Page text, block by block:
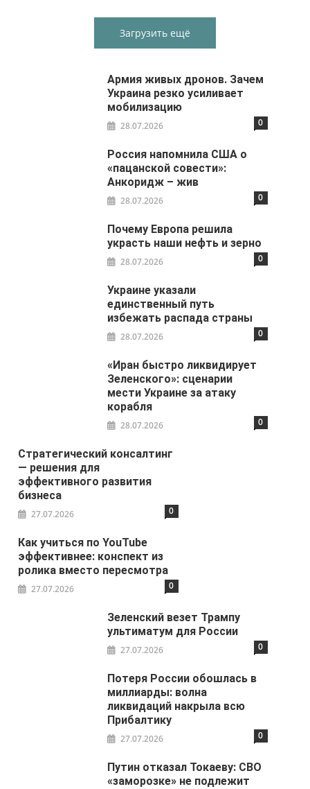
Загрузить ещё
Армия живых дронов. Зачем
Украина резко усиливает
мобилизацию
28.07.2026 0
Россия напомнила США о
«пацанской совести»:
Анкоридж – жив
28.07.2026 0
Почему Европа решила
украсть наши нефть и зерно
28.07.2026 0
Украине указали
единственный путь
избежать распада страны
28.07.2026 0
«Иран быстро ликвидирует
Зеленского»: сценарии
мести Украине за атаку
корабля
28.07.2026 0
Стратегический консалтинг
— решения для
эффективного развития
бизнеса
27.07.2026 0
Как учиться по YouTube
эффективнее: конспект из
ролика вместо пересмотра
27.07.2026 0
Зеленский везет Трампу
ультиматум для России
27.07.2026 0
Потеря России обошлась в
миллиарды: волна
ликвидаций накрыла всю
Прибалтику
27.07.2026 0
Путин отказал Токаеву: СВО
«заморозке» не подлежит